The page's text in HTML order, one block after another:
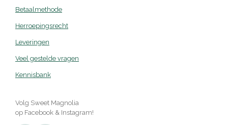
Betaalmethode
Herroepingsrecht
Leveringen
Veel gestelde vragen
Kennisbank
Volg Sweet Magnolia
op Facebook & Instagram!